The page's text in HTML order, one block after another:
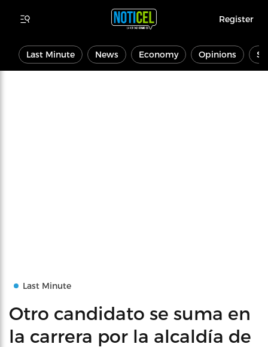
Register
Last Minute News Economy Opinions
Last Minute
Otro candidato se suma en
la carrera por la alcaldía de